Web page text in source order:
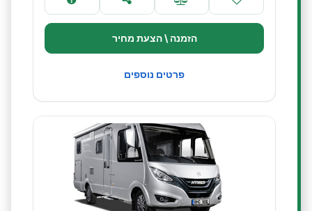
הזמנה \ הצעת מחיר
פרטים נוספים